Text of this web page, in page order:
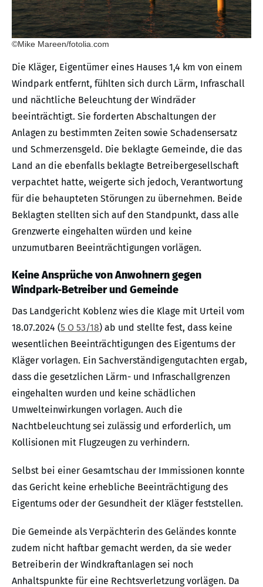
©Mike Mareen/fotolia.com
Die Kläger, Eigentümer eines Hauses 1,4 km von einem
Windpark entfernt, fühlten sich durch Lärm, Infraschall
und nächtliche Beleuchtung der Windräder
beeinträchtigt. Sie forderten Abschaltungen der
Anlagen zu bestimmten Zeiten sowie Schadensersatz
und Schmerzensgeld. Die beklagte Gemeinde, die das
Land an die ebenfalls beklagte Betreibergesellschaft
verpachtet hatte, weigerte sich jedoch, Verantwortung
für die behaupteten Störungen zu übernehmen. Beide
Beklagten stellten sich auf den Standpunkt, dass alle
Grenzwerte eingehalten würden und keine
unzumutbaren Beeinträchtigungen vorlägen.
Keine Ansprüche von Anwohnern gegen
Windpark-Betreiber und Gemeinde
Das Landgericht Koblenz wies die Klage mit Urteil vom
18.07.2024 (5 O 53/18) ab und stellte fest, dass keine
wesentlichen Beeinträchtigungen des Eigentums der
Kläger vorlagen. Ein Sachverständigengutachten ergab,
dass die gesetzlichen Lärm- und Infraschallgrenzen
eingehalten wurden und keine schädlichen
Umwelteinwirkungen vorlagen. Auch die
Nachtbeleuchtung sei zulässig und erforderlich, um
Kollisionen mit Flugzeugen zu verhindern.
Selbst bei einer Gesamtschau der Immissionen konnte
das Gericht keine erhebliche Beeinträchtigung des
Eigentums oder der Gesundheit der Kläger feststellen.
Die Gemeinde als Verpächterin des Geländes konnte
zudem nicht haftbar gemacht werden, da sie weder
Betreiberin der Windkraftanlagen sei noch
Anhaltspunkte für eine Rechtsverletzung vorlägen. Da